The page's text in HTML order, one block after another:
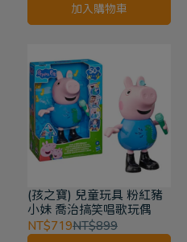
加入購物車
(孩之寶) 兒童玩具 粉紅豬
小妹 喬治搞笑唱歌玩偶
NT$719NT$899